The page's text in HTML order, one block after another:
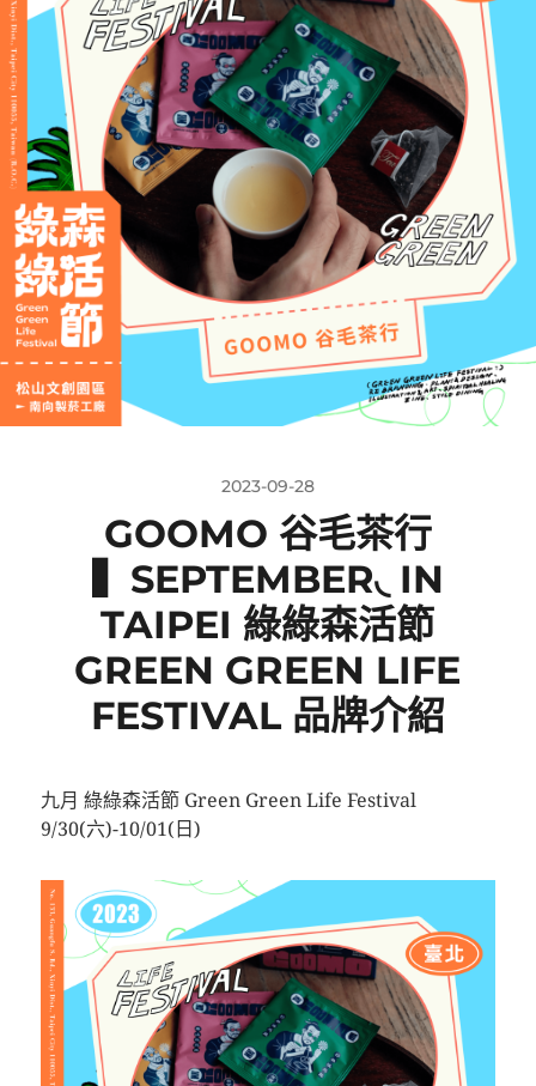
2023-09-28
GOOMO 谷毛茶行
▍SEPTEMBER◟ IN
TAIPEI 綠綠森活節
GREEN GREEN LIFE
FESTIVAL 品牌介紹
九月 綠綠森活節 Green Green Life Festival
9/30(六)-10/01(日)